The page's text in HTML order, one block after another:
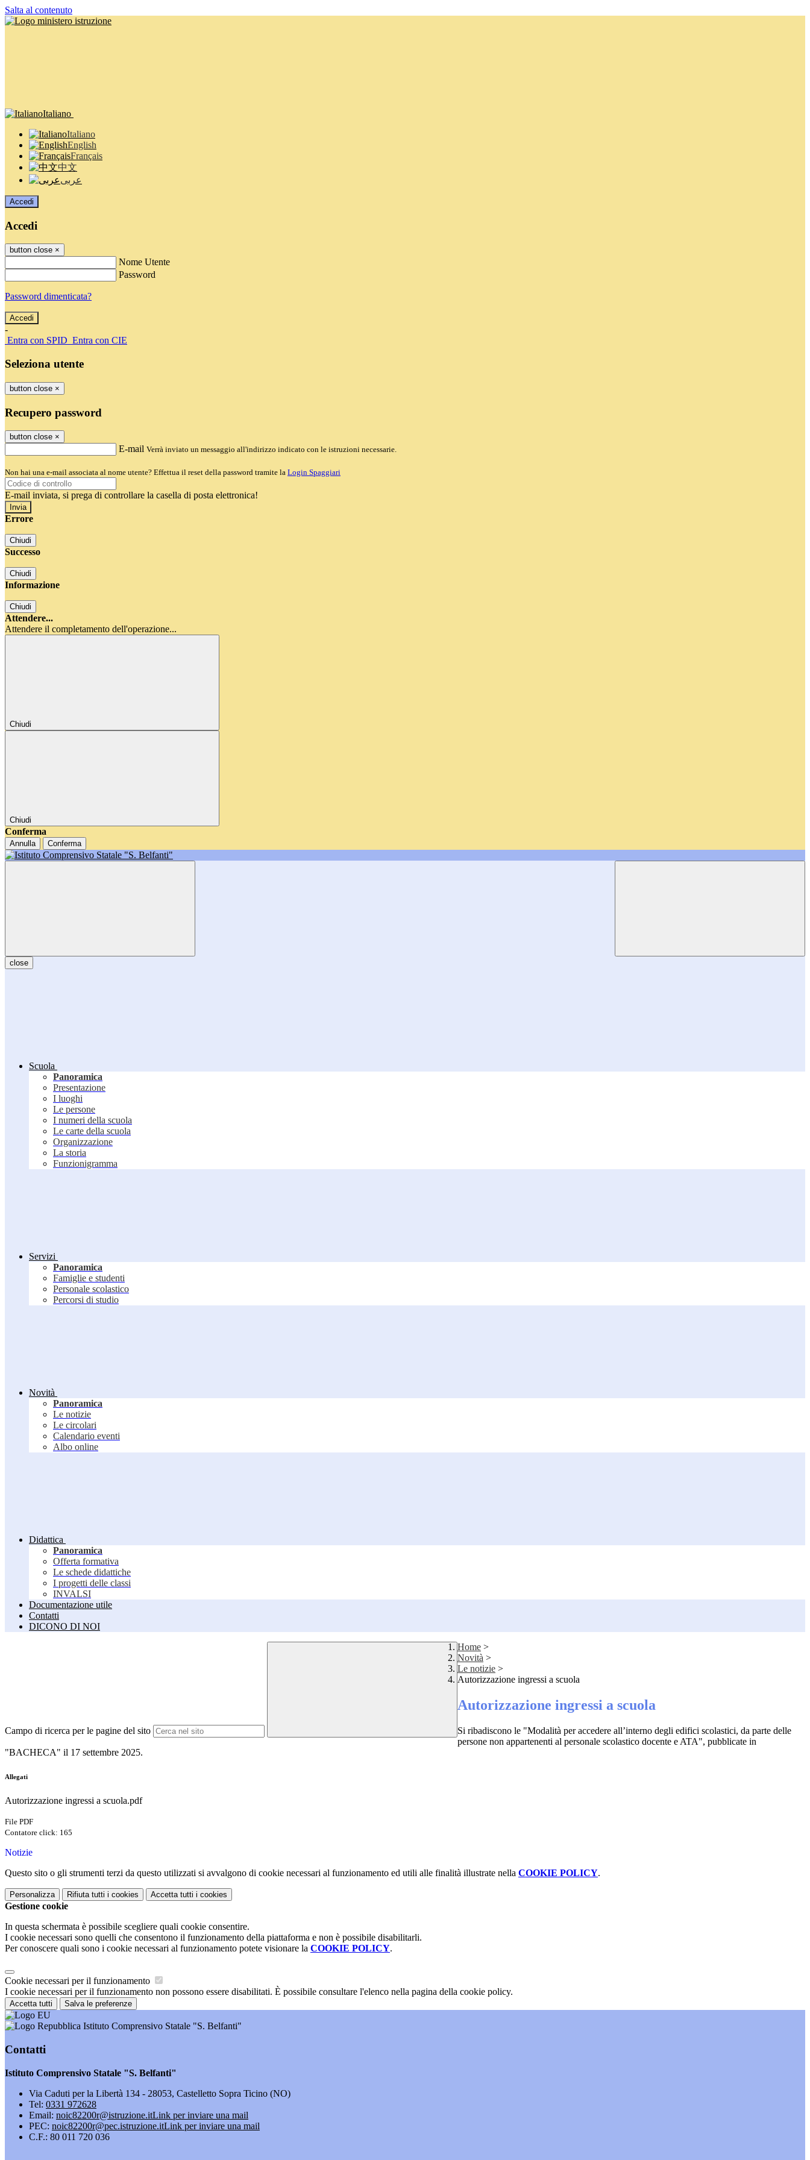
Salta al contenuto
Italiano
Italiano
English
Français
中文
عربى
Accedi
Accedi
button close ×
Nome Utente
Password
Password dimenticata?
-
Entra con SPID Entra con CIE
Seleziona utente
button close ×
Recupero password
button close ×
E-mail Verrà inviato un messaggio all'indirizzo indicato con le istruzioni necessarie.
Non hai una e-mail associata al nome utente? Effettua il reset della password tramite la Login Spaggiari
E-mail inviata, si prega di controllare la casella di posta elettronica!
Errore
Chiudi
Successo
Chiudi
Informazione
Chiudi
Attendere...
Attendere il completamento dell'operazione...
Chiudi
Chiudi
Conferma
Annulla Conferma
close
Scuola
Panoramica
Presentazione
I luoghi
Le persone
I numeri della scuola
Le carte della scuola
Organizzazione
La storia
Funzionigramma
Servizi
Panoramica
Famiglie e studenti
Personale scolastico
Percorsi di studio
Novità
Panoramica
Le notizie
Le circolari
Calendario eventi
Albo online
Didattica
Panoramica
Offerta formativa
Le schede didattiche
I progetti delle classi
INVALSI
Documentazione utile
Contatti
DICONO DI NOI
Campo di ricerca per le pagine del sito
Home >
Novità >
Le notizie >
Autorizzazione ingressi a scuola
Autorizzazione ingressi a scuola
Si ribadiscono le "Modalità per accedere all’interno degli edifici scolastici, da parte delle
persone non appartenenti al personale scolastico docente e ATA", pubblicate in
"BACHECA" il 17 settembre 2025.
Allegati
Autorizzazione ingressi a scuola.pdf
File PDF
Contatore click: 165
Notizie
Questo sito o gli strumenti terzi da questo utilizzati si avvalgono di cookie necessari al funzionamento ed utili alle finalità illustrate nella COOKIE POLICY.
Personalizza Rifiuta tutti i cookies Accetta tutti i cookies
Gestione cookie
In questa schermata è possibile scegliere quali cookie consentire.
I cookie necessari sono quelli che consentono il funzionamento della piattaforma e non è possibile disabilitarli.
Per conoscere quali sono i cookie necessari al funzionamento potete visionare la COOKIE POLICY.
Cookie necessari per il funzionamento
I cookie necessari per il funzionamento non possono essere disabilitati. È possibile consultare l'elenco nella pagina della cookie policy.
Accetta tutti Salva le preferenze
Istituto Comprensivo Statale "S. Belfanti"
Contatti
Istituto Comprensivo Statale "S. Belfanti"
Via Caduti per la Libertà 134 - 28053, Castelletto Sopra Ticino (NO)
Tel: 0331 972628
Email: noic82200r@istruzione.itLink per inviare una mail
PEC: noic82200r@pec.istruzione.itLink per inviare una mail
C.F.: 80 011 720 036